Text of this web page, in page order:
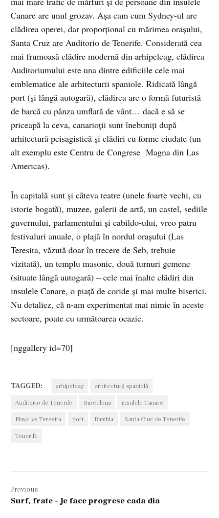
Canare are unul grozav. Aşa cam cum Sydney-ul are
clădirea operei, dar proporţional cu mărimea oraşului,
Santa Cruz are Auditorio de Tenerife. Considerată cea
mai frumoasă clădire modernă din arhipeleag, clădirea
Auditoriumului este una dintre edificiile cele mai
emblematice ale arhitecturii spaniole. Ridicată lângă
port (şi lângă autogară), clădirea are o formă futuristă
de barcă cu pânza umflată de vânt… dacă e să se
priceapă la ceva, canarioţii sunt înebuniţi după
arhitectură peisagistică şi clădiri cu forme ciudate (un
alt exemplu este Centru de Congrese Magna din Las
Americas).
În capitală sunt şi câteva teatre (unele foarte vechi, cu
istorie bogată), muzee, galerii de artă, un castel, sediile
guvernului, parlamentului şi cabildo-ului, vreo patru
festivaluri anuale, o plajă în nordul oraşului (Las
Teresita, văzută doar în trecere de Seb, trebuie
vizitată), un templu masonic, două turnuri gemene
(situate lângă autogară) – cele mai înalte clădiri din
insulele Canare, o piaţă de coride şi mai multe biserici.
Nu detaliez, că n-am experimentat mai nimic în aceste
sectoare, poate cu următoarea ocazie.
[nggallery id=70]
TAGGED: arhipeleag arhitectură spaniolă
Auditorio de Tenerife Barcelona insulele Canare
Playa las Teresita port Rambla Santa Cruz de Tenerife
Tenerife
în
articole
Previous
Surf, frate – Je face progrese cada dia